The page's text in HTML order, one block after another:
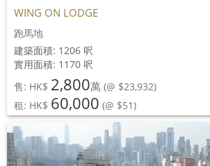
WING ON LODGE
跑馬地
建築面積: 1206 呎
實用面積: 1170 呎
售: HK$ 2,800萬 (@ $23,932)
租: HK$ 60,000 (@ $51)